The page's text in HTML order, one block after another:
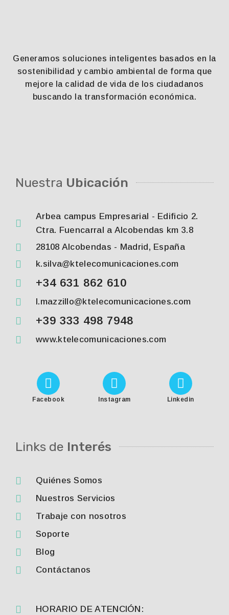
Generamos soluciones inteligentes basados en la
sostenibilidad y cambio ambiental de forma que
mejore la calidad de vida de los ciudadanos
buscando la transformación económica.
Nuestra Ubicación
Arbea campus Empresarial - Edificio 2.
Ctra. Fuencarral a Alcobendas km 3.8
28108 Alcobendas - Madrid, España
k.silva@ktelecomunicaciones.com
+34 631 862 610
l.mazzillo@ktelecomunicaciones.com
+39 333 498 7948
www.ktelecomunicaciones.com
Facebook Instagram Linkedin
Links de Interés
Quiénes Somos
Nuestros Servicios
Trabaje con nosotros
Soporte
Blog
Contáctanos
HORARIO DE ATENCIÓN: